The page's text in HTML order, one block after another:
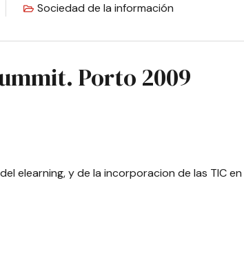
Sociedad de la información
Porto 2009
elearning, y de la incorporacion de las TIC en